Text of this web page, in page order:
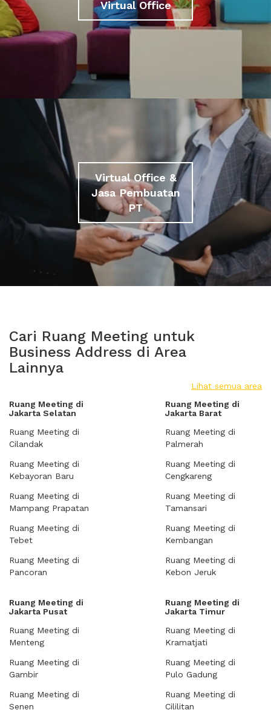
Virtual Office
Virtual Office &
Jasa Pembuatan
PT
Cari Ruang Meeting untuk
Business Address di Area
Lainnya
Lihat semua area
Ruang Meeting di
Jakarta Selatan
Ruang Meeting di
Cilandak
Ruang Meeting di
Kebayoran Baru
Ruang Meeting di
Mampang Prapatan
Ruang Meeting di
Tebet
Ruang Meeting di
Pancoran
Ruang Meeting di
Jakarta Barat
Ruang Meeting di
Palmerah
Ruang Meeting di
Cengkareng
Ruang Meeting di
Tamansari
Ruang Meeting di
Kembangan
Ruang Meeting di
Kebon Jeruk
Ruang Meeting di
Jakarta Pusat
Ruang Meeting di
Menteng
Ruang Meeting di
Gambir
Ruang Meeting di
Senen
Ruang Meeting di
Jakarta Timur
Ruang Meeting di
Kramatjati
Ruang Meeting di
Pulo Gadung
Ruang Meeting di
Cililitan